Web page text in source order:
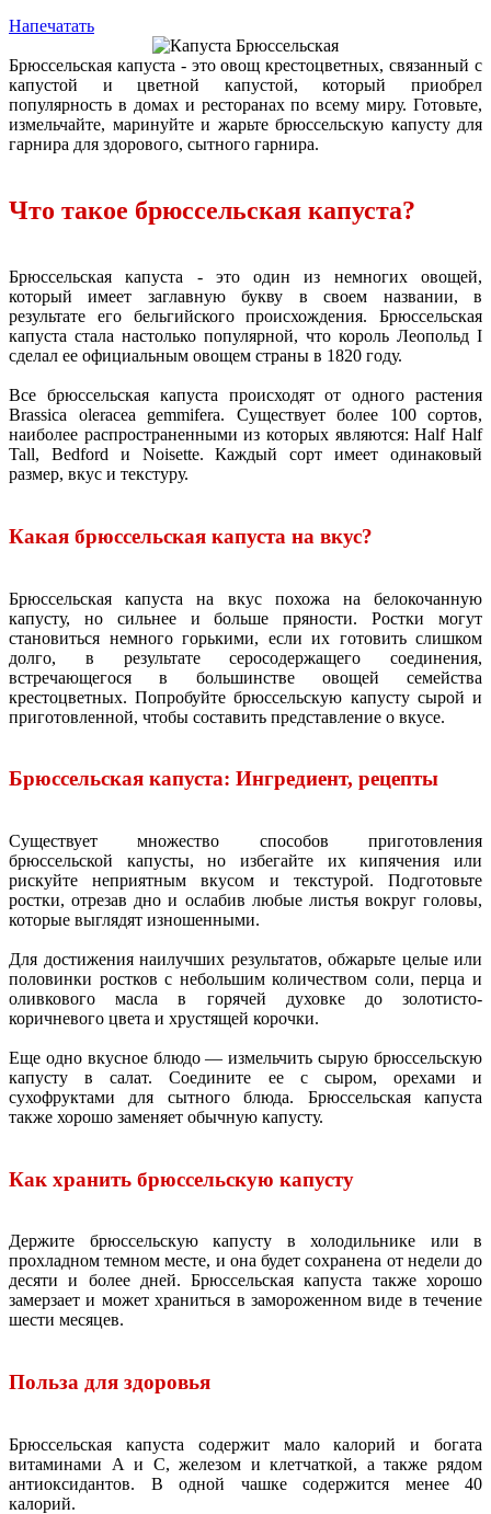
Напечатать
Брюссельская капуста - это овощ крестоцветных, связанный с
капустой и цветной капустой, который приобрел
популярность в домах и ресторанах по всему миру. Готовьте,
измельчайте, маринуйте и жарьте брюссельскую капусту для
гарнира для здорового, сытного гарнира.
Что такое брюссельская капуста?
Брюссельская капуста - это один из немногих овощей,
который имеет заглавную букву в своем названии, в
результате его бельгийского происхождения. Брюссельская
капуста стала настолько популярной, что король Леопольд I
сделал ее официальным овощем страны в 1820 году.
Все брюссельская капуста происходят от одного растения
Brassica oleracea gemmifera. Существует более 100 сортов,
наиболее распространенными из которых являются: Half Half
Tall, Bedford и Noisette. Каждый сорт имеет одинаковый
размер, вкус и текстуру.
Какая брюссельская капуста на вкус?
Брюссельская капуста на вкус похожа на белокочанную
капусту, но сильнее и больше пряности. Ростки могут
становиться немного горькими, если их готовить слишком
долго, в результате серосодержащего соединения,
встречающегося в большинстве овощей семейства
крестоцветных. Попробуйте брюссельскую капусту сырой и
приготовленной, чтобы составить представление о вкусе.
Брюссельская капуста: Ингредиент, рецепты
Существует множество способов приготовления
брюссельской капусты, но избегайте их кипячения или
рискуйте неприятным вкусом и текстурой. Подготовьте
ростки, отрезав дно и ослабив любые листья вокруг головы,
которые выглядят изношенными.
Для достижения наилучших результатов, обжарьте целые или
половинки ростков с небольшим количеством соли, перца и
оливкового масла в горячей духовке до золотисто-
коричневого цвета и хрустящей корочки.
Еще одно вкусное блюдо — измельчить сырую брюссельскую
капусту в салат. Соедините ее с сыром, орехами и
сухофруктами для сытного блюда. Брюссельская капуста
также хорошо заменяет обычную капусту.
Как хранить брюссельскую капусту
Держите брюссельскую капусту в холодильнике или в
прохладном темном месте, и она будет сохранена от недели до
десяти и более дней. Брюссельская капуста также хорошо
замерзает и может храниться в замороженном виде в течение
шести месяцев.
Польза для здоровья
Брюссельская капуста содержит мало калорий и богата
витаминами А и С, железом и клетчаткой, а также рядом
антиоксидантов. В одной чашке содержится менее 40
калорий.